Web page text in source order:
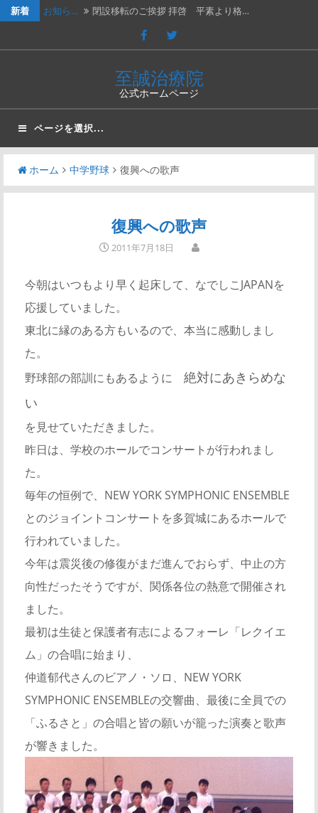
新着 お知ら… 閉設移転のご挨拶 拝啓 平素より格…
202４年３月２日（土）は臨時休診…
2023年７月１５日（土）は臨時休…
2023年2月25日（土）、202…
新年の…
至誠治療院
公式ホームページ
ページを選択...
ホーム 中学野球 復興への歌声
復興への歌声
2011年7月18日
今朝はいつもより早く起床して、なでしこJAPANを
応援していました。
東北に縁のある方もいるので、本当に感動しまし
た。
野球部の部訓にもあるように 絶対にあきらめな
い
を見せていただきました。
昨日は、学校のホールでコンサートが行われまし
た。
毎年の恒例で、NEW YORK SYMPHONIC ENSEMBLE
とのジョイントコンサートを多賀城にあるホールで
行われていました。
今年は震災後の修復がまだ進んでおらず、中止の方
向性だったそうですが、関係各位の熱意で開催され
ました。
最初は生徒と保護者有志によるフォーレ「レクイエ
ム」の合唱に始まり、
仲道郁代さんのビアノ・ソロ、NEW YORK
SYMPHONIC ENSEMBLEの交響曲、最後に全員での
「ふるさと」の合唱と皆の願いが籠った演奏と歌声
が響きました。